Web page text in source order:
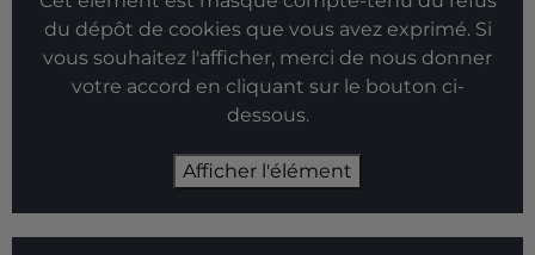
du dépôt de cookies que vous avez exprimé. Si
vous souhaitez l'afficher, merci de nous donner
votre accord en cliquant sur le bouton ci-
dessous.
Afficher l'élément